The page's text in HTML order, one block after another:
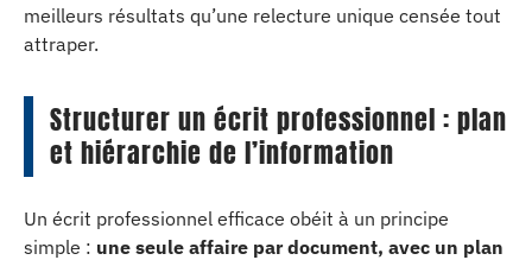
meilleurs résultats qu’une relecture unique censée tout
attraper.
Structurer un écrit professionnel : plan
et hiérarchie de l’information
Un écrit professionnel efficace obéit à un principe
simple : une seule affaire par document, avec un plan